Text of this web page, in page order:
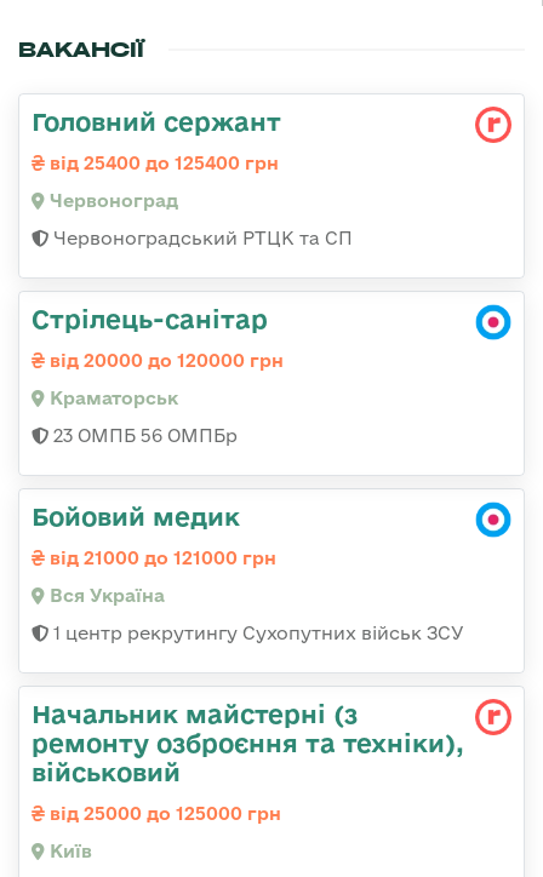
ВАКАНСІЇ
Головний сержант
від 25400 до 125400 грн
Червоноград
Червоноградський РТЦК та СП
Стрілець-санітар
від 20000 до 120000 грн
Краматорськ
23 ОМПБ 56 ОМПБр
Бойовий медик
від 21000 до 121000 грн
Вся Україна
1 центр рекрутингу Сухопутних військ ЗСУ
Начальник майстеpні (з
ремонту озбpоєння та техніки),
військовий
від 25000 до 125000 грн
Київ